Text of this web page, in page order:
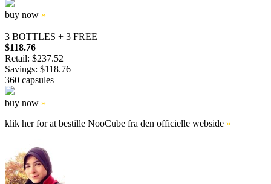
buy now »
3 BOTTLES + 3 FREE
$118.76
Retail: $237.52
Savings: $118.76
360 capsules
buy now »
klik her for at bestille NooCube fra den officielle webside »